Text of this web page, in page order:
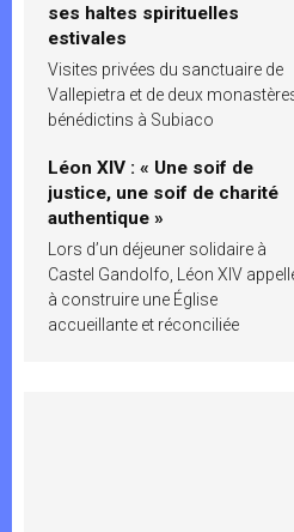
ses haltes spirituelles
estivales
Visites privées du sanctuaire de
Vallepietra et de deux
bénédictins à Subiaco
Léon XIV : « Une soif de
justice, une soif de charité
authentique »
Lors d’un déjeuner solidaire à
Castel Gandolfo, Léon XIV
à construire une Église
accueillante et réconciliée